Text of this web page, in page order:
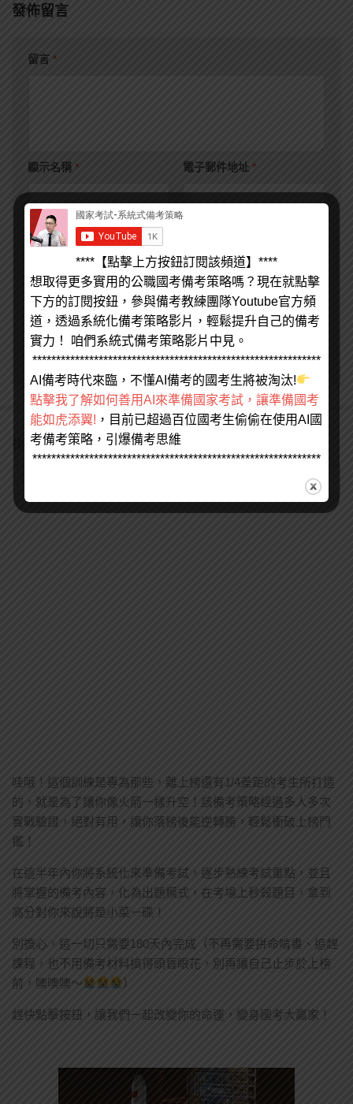
發佈留言
留言 *
顯示名稱 * 電子郵件地址 *
個人網站網址
在瀏覽器中儲存顯示名稱、電子郵件地址及個人網站網址，以
供下次發佈留言時使用。
找不到您要的請打上關鍵字來搜尋
哇哦！這個訓練是專為那些，離上榜還有1/4差距的考生所打造
的，就是為了讓你像火箭一樣升空！該備考策略經過多人多次
實戰驗證，絕對有用，讓你落榜後能逆轉勝，輕鬆衝破上榜門
檻！
在這半年內你將系統化來準備考試，逐步熟練考試重點，並且
將掌握的備考內容，化為出題模式，在考場上秒殺題目，拿到
高分對你來說將是小菜一碟！
別擔心，這一切只需要180天內完成（不再需要拼命啃書、追趕
課程，也不用備考材料搞得頭昏眼花，別再讓自己止步於上榜
前，噢噢噢～
）
趕快點擊按鈕，讓我們一起改變你的命運，變身國考大贏家！
****【點擊上方按鈕訂閱該頻道】****
想取得更多實用的公職國考備考策略嗎？現在就點擊
下方的訂閱按鈕，參與備考教練團隊Youtube官方頻
道，透過系統化備考策略影片，輕鬆提升自己的備考
實力！ 咱們系統式備考策略影片中見。
*************************************************************
AI備考時代來臨，不懂AI備考的國考生將被淘汰!
點擊我了解如何善用AI來準備國家考試，讓準備國考
能如虎添翼! ，目前已超過百位國考生偷偷在使用AI國
考備考策略，引爆備考思維
*************************************************************